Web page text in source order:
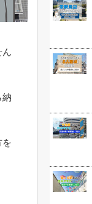
ん
納
を